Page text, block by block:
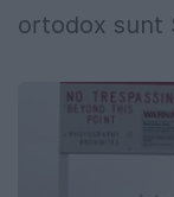
ortodox sunt